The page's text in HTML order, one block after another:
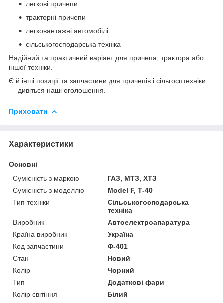
легкові причепи
тракторні причепи
легковантажні автомобілі
сільськогосподарська техніка
Надійний та практичний варіант для причепа, трактора або
іншої техніки.
Є й інші позиції та запчастини для причепів і сільгосптехніки
— дивіться наші оголошення.
Приховати
Характеристики
Основні
Сумісність з маркою
ГАЗ, МТЗ, ХТЗ
Сумісність з моделлю
Model F, Т-40
Тип техніки
Сільськогосподарська
техніка
Виробник
Автоелектроапаратура
Країна виробник
Україна
Код запчастини
Ф-401
Стан
Новий
Колір
Чорний
Тип
Додаткові фари
Колір світіння
Білий